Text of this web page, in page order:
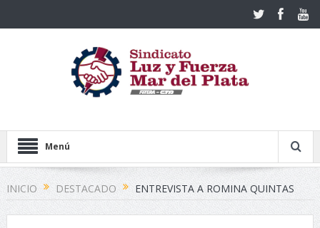
Menú
INICIO DESTACADO ENTREVISTA A ROMINA QUINTAS